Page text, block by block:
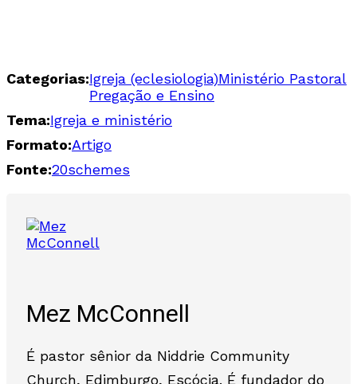
Categorias:Igreja (eclesiologia)Ministério Pastoral
Pregação e Ensino
Tema:Igreja e ministério
Formato:Artigo
Fonte:20schemes
Mez McConnell
É pastor sênior da Niddrie Community
Church, Edimburgo, Escócia. É fundador do